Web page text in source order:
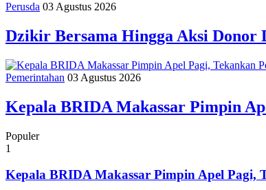
Perusda 03 Agustus 2026
Dzikir Bersama Hingga Aksi Donor
Pemerintahan 03 Agustus 2026
Kepala BRIDA Makassar Pimpin
Populer
1
Kepala BRIDA Makassar Pimpin Apel Pagi,